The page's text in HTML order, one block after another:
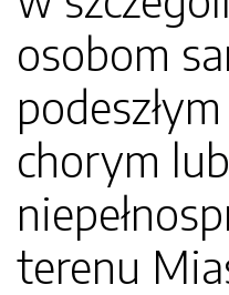
osobom
chorym lub
terenu